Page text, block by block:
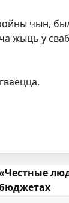
чын,
жыць у